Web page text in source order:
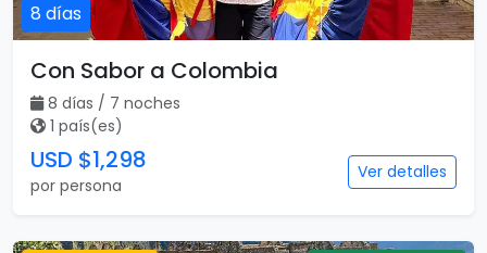
8 días
Con Sabor a Colombia
8 días / 7 noches
1 país(es)
USD $1,298
por persona
Ver detalles